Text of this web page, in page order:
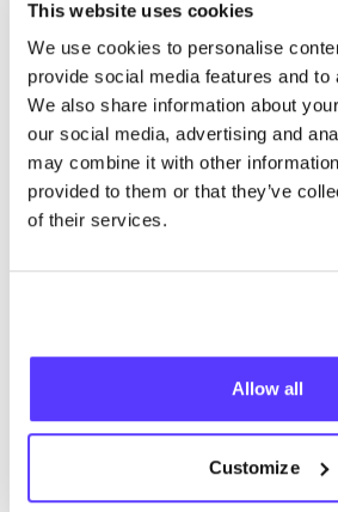
This website uses cookies
We use cookies to personalise
provide social media features and to
We also share information about
our social media, advertising and
may combine it with other
provided to them or that they’ve
of their services.
Allow all
Customize
Van der Hoopstraat 70HS,
Workshops Stoffen